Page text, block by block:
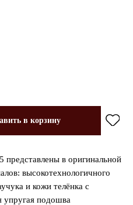
в корзину
представлены в оригинальной
высокотехнологичного
и кожи телёнка с
упругая подошва